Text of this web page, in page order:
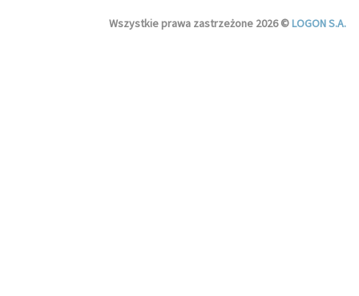
Wszystkie prawa zastrzeżone 2026 ©LOGON S.A.